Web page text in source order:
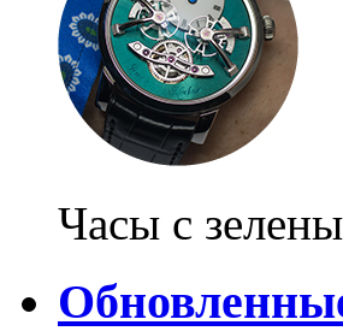
Часы с